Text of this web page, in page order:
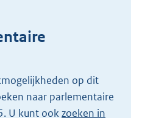
op dit
naar parlementaire
U kunt ookzoeken in